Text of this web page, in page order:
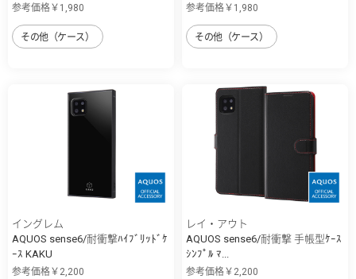
参考価格￥1,980
その他（ケース）
参考価格￥1,980
その他（ケース）
イングレム
AQUOS sense6/耐衝撃ﾊｲﾌﾞﾘｯﾄﾞｹ
ｰｽ KAKU
参考価格￥2,200
レイ・アウト
AQUOS sense6/耐衝撃 手帳型ｹｰｽ
ｼﾝﾌﾟﾙ ﾏ...
参考価格￥2,200